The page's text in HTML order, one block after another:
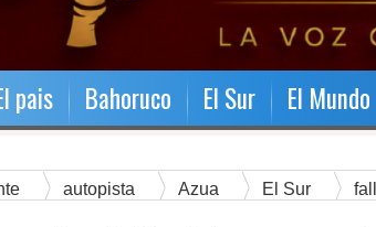
pais Bahoruco El Sur El Mundo
autopista Azua El Sur